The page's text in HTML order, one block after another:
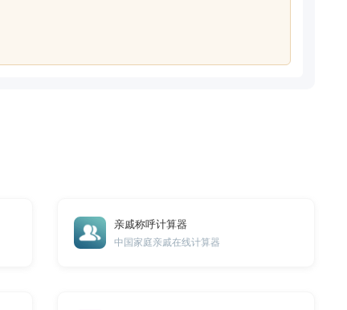
亲戚称呼计算器
中国家庭亲戚在线计算器